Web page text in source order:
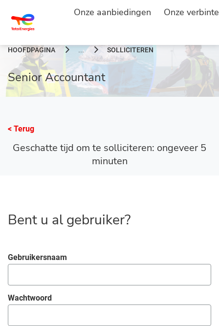
Onze aanbiedingen Onze
HOOFDPAGINA ... SOLLICITEREN
Senior Accountant
< Terug
Geschatte tijd om te solliciteren: ongeveer 5
minuten
Bent u al gebruiker?
Aanmelden
Gebruikersnaam
Wachtwoord